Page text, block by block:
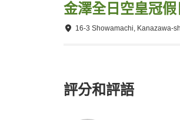
金澤全日空皇冠假
16-3 Showamachi, Kanazawa-
評分和評語